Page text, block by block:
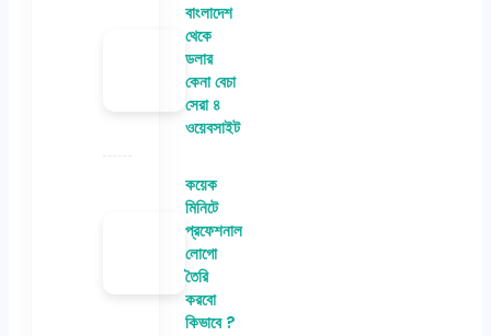
বাংলাদেশ
থেকে
ডলার
কেনা বেচা
সেরা ৪
ওয়েবসাইট
কয়েক
মিনিটে
প্রফেশনাল
লোগো
তৈরি
করবো
কিভাবে ?